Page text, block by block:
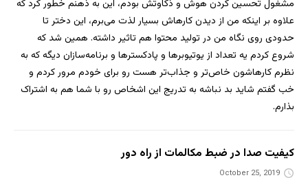
مشغول تحسین کردن هوش و ذکاوتش بودم، این به ذهنم خطور کرد که
علاوه بر اینکه من از دیدن کارهاش بسیار لذت می‌برم، این دختر تا
حدودی روی نگاه من در تولید محتوا هم تاثیر داشته. همین شد که
شروع کردم یه تعداد از یوتیوبرها و پادکسترها و برنامه‌سازان دیگه که به
نظرم کارهاشون خاص‌تر و جذاب‌تر هست رو برای خودم مرور کردم و
خب گفتم شاید بد نباشه به تدریج این اشخاص رو با شما هم به اشتراک
بذارم.
کیفیت صدا در ضبط مکالمات از راه دور
October 25, 2019